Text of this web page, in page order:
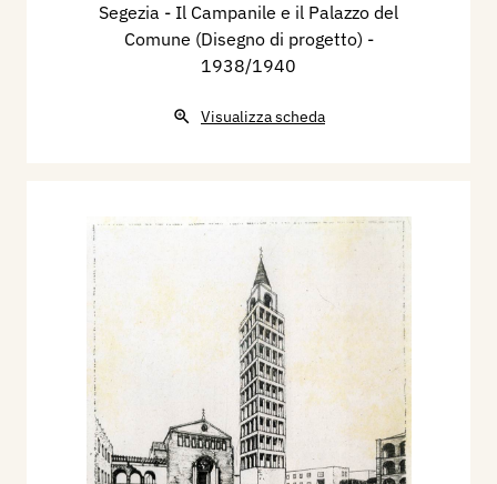
Segezia - Il Campanile e il Palazzo del
Comune (Disegno di progetto) -
1938/1940
Visualizza scheda